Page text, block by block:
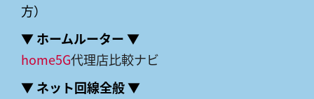
方）
▼ ホームルーター ▼
home5G代理店比較ナビ
▼ ネット回線全般 ▼